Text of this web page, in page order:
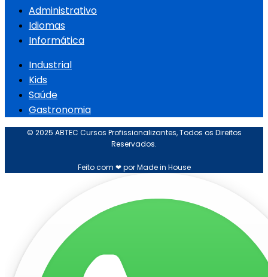
Administrativo
Idiomas
Informática
Industrial
Kids
Saúde
Gastronomia
© 2025 ABTEC Cursos Profissionalizantes, Todos os Direitos
Reservados.
Feito com ❤ por Made in House